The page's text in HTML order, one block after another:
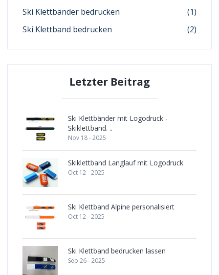
Ski Klettbänder bedrucken
(1)
Ski Klettband bedrucken
(2)
Letzter Beitrag
Ski Klettbänder mit Logodruck -
Skiklettband. ..
Nov 18 - 2025
Skiklettband Langlauf mit Logodruck
Oct 12 - 2025
Ski Klettband Alpine personalisiert
Oct 12 - 2025
Ski Klettband bedrucken lassen
Sep 26 - 2025